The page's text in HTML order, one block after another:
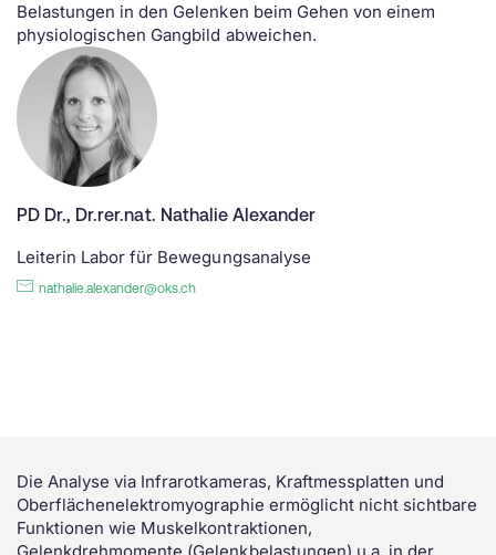
Belastungen in den Gelenken beim Gehen von einem
physiologischen Gangbild abweichen.
PD Dr., Dr.rer.nat. Nathalie Alexander
Leiterin Labor für Bewegungsanalyse
nathalie.alexander@oks.ch
Die Analyse via Infrarotkameras, Kraftmessplatten und
Oberflächenelektromyographie ermöglicht nicht sichtbare
Funktionen wie Muskelkontraktionen,